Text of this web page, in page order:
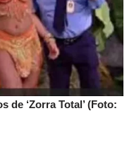
de ‘Zorra Total’ (Foto: